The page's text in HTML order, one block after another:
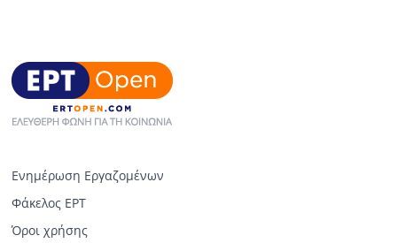
Ενημέρωση Εργαζομένων
Φάκελος ΕΡΤ
Όροι χρήσης